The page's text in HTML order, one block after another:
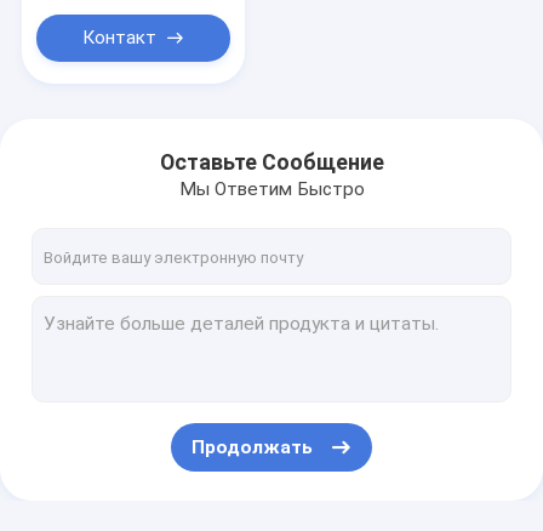
Путешествие фабрики
Контакт
Оставьте Сообщение
Мы Ответим Быстро
Продолжать